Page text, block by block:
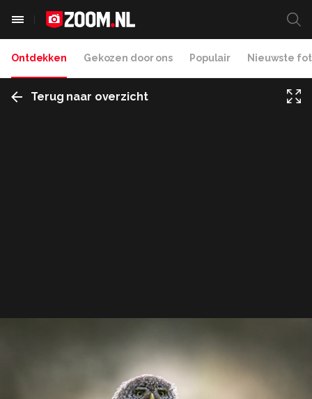
Ontdekken Gekozen door ons Populair Nieuwste
Terug naar overzicht